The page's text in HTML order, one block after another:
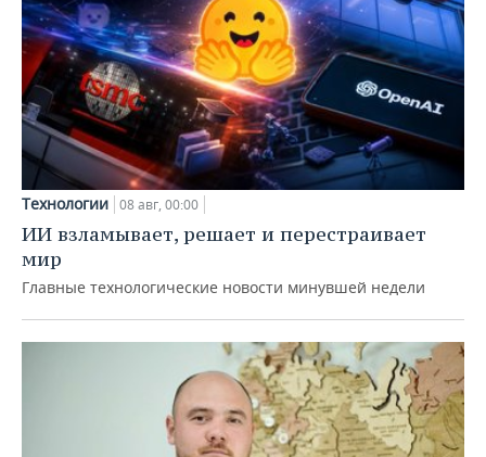
Технологии 08 авг, 00:00
ИИ взламывает, решает и перестраивает
мир
Главные технологические новости минувшей недели